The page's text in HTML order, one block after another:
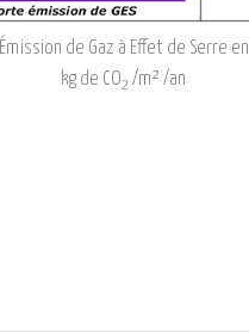
Émission de Gaz à Effet de Serre en
kg de CO2 /m² /an